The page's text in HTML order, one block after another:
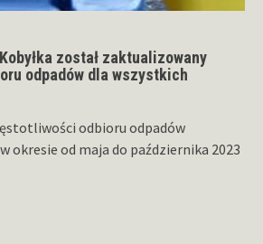
został zaktualizowany
odpadów dla wszystkich
odbioru odpadów
okresie od maja do października 2023